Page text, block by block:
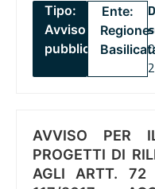
Tipo:
Avviso
pubblico
Ente:
Regione
AVVISO PER
PROGETTI DI
AGLI ARTT.